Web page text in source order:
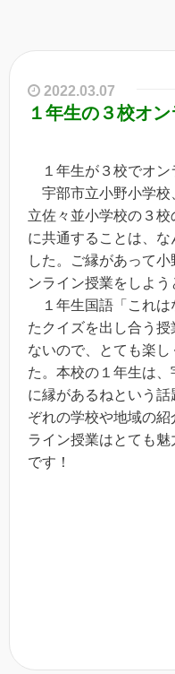
2022.03.07
１年生の３校オ
１年生が３校でオン
宇部市立小野小学校
立佐々並小学校の３
に共通することは、
した。ご縁があって
ンライン授業をしよう
１年生国語「これは
たクイズを出し合う
ないので、とても楽
た。本校の１年生は
に縁があるねという
ぞれの学校や地域の
ライン授業はとても
です！